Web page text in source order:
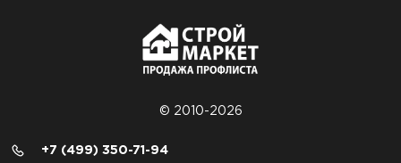
© 2010-2026
+7 (499) 350-71-94